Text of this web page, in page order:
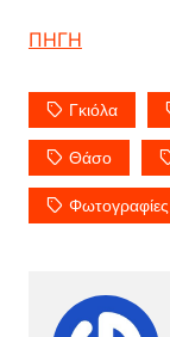
ΠΗΓΗ
Γκιόλα
Θάσο
Φωτογραφίες